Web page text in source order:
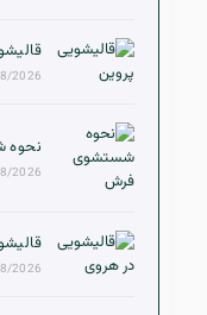
2026
2026
2026